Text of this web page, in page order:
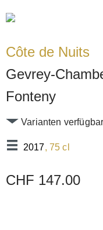
Côte de Nuits
Gevrey-
Fonteny
2017, 75 cl
Varianten verfügbar
CHF 147.00